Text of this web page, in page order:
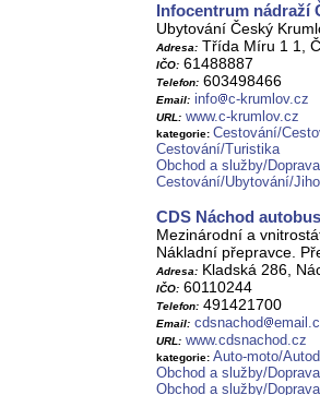
Infocentrum nádraží
Ubytování Český
Adresa: Třída Míru 1 1,
IČO: 61488887
Telefon: 603498466
Email: info c-krumlov.cz
URL: www.c-krumlov.cz
kategorie: Cestování/
Cestování/Turistika
Obchod a služby/
Cestování/Ubytování/
CDS Náchod
Mezinárodní a
Nákladní přepravce.
Adresa: Kladská 286,
IČO: 60110244
Telefon: 491421700
Email: cdsnachod
URL: www.cdsnachod.cz
kategorie: Auto-moto/
Obchod a služby/
Obchod a služby/